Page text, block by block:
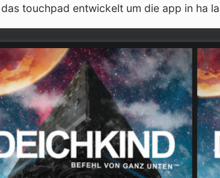
touchpad entwickelt um die app in ha